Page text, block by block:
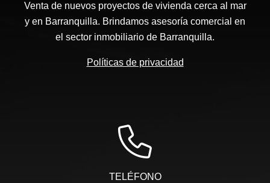
Venta de nuevos proyectos de vivienda cerca al mar
y en Barranquilla. Brindamos asesoría comercial en
el sector inmobiliario de Barranquilla.
Políticas de privacidad
TELÉFONO